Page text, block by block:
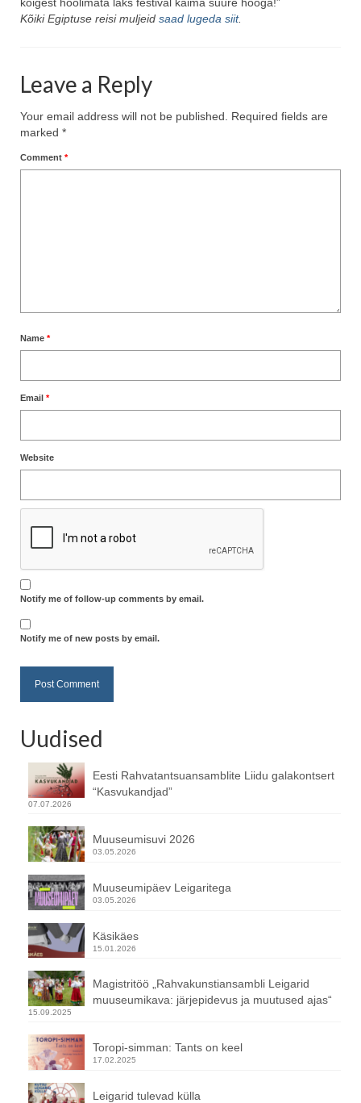
Kõiki Egiptuse reisi muljeid saad lugeda siit.
Leave a Reply
Your email address will not be published.
Required fields are
marked *
Comment *
Name *
Email *
Website
Notify me of follow-up comments by email.
Notify me of new posts by email.
Uudised
Eesti Rahvatantsuansamblite Liidu galakontsert
“Kasvukandjad”
07.07.2026
Muuseumisuvi 2026
03.05.2026
Muuseumipäev Leigaritega
03.05.2026
Käsikäes
15.01.2026
Magistritöö „Rahvakunstiansambli Leigarid
muuseumikava: järjepidevus ja muutused ajas“
15.09.2025
Toropi-simman: Tants on keel
17.02.2025
Leigarid tulevad külla